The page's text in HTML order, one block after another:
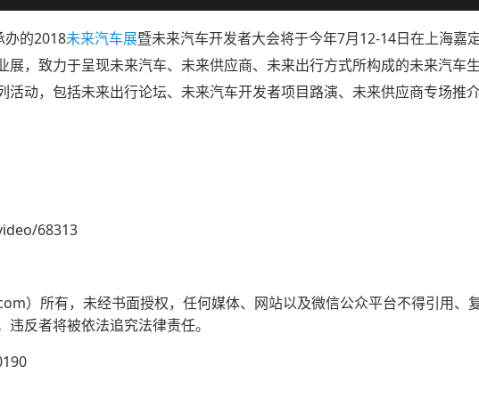
办的2018未来汽车展暨未来汽车开发者大会将于今年7月12-14日在上海嘉
展，致力于呈现未来汽车、未来供应商、未来出行方式所构成的未来汽车
动，包括未来出行论坛、未来汽车开发者项目路演、未来供应商专场推介
68313
）所有，未经书面授权，任何媒体、网站以及微信公众平台不得引用、
反者将被依法追究法律责任。